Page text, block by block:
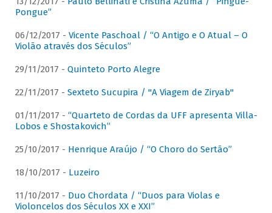
Pongue”
06/12/2017 - Vicente Paschoal / “O Antigo e O Atual – O
Violão através dos Séculos”
29/11/2017 - Quinteto Porto Alegre
22/11/2017 - Sexteto Sucupira / "A Viagem de Ziryab"
01/11/2017 - “Quarteto de Cordas da UFF apresenta Villa-
Lobos e Shostakovich”
25/10/2017 - Henrique Araújo / “O Choro do Sertão”
18/10/2017 - Luzeiro
11/10/2017 - Duo Chordata / “Duos para Violas e
Violoncelos dos Séculos XX e XXI”